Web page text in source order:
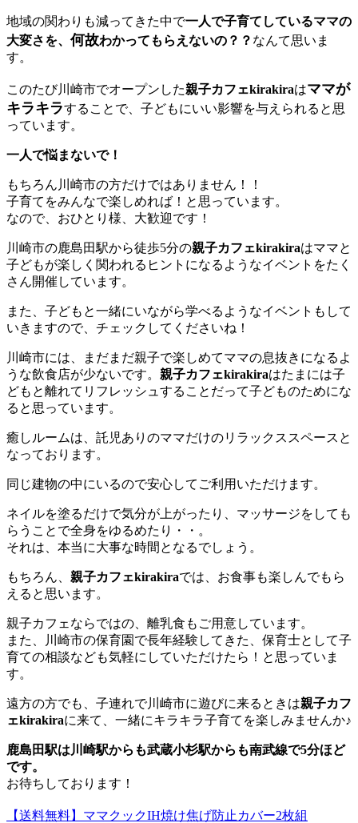
地域の関わりも減ってきた中で一人で子育てしているママの
大変さを、 何故わかってもらえないの？？ なんて思いま
す。
このたび川崎市でオープンした親子カフェkirakiraはママが
キラキラすることで、子どもにいい影響を与えられると思
っています。
一人で悩まないで！
もちろん川崎市の方だけではありません！！
子育てをみんなで楽しめれば！と思っています。
なので、おひとり様、大歓迎です！
川崎市の鹿島田駅から徒歩5分の親子カフェkirakiraはママと
子どもが楽しく関われるヒントになるようなイベントをたく
さん開催しています。
また、子どもと一緒にいながら学べるようなイベントもして
いきますので、チェックしてくださいね！
川崎市には、まだまだ親子で楽しめてママの息抜きになるよ
うな飲食店が少ないです。 親子カフェkirakiraはたまには子
どもと離れてリフレッシュすることだって子どものためにな
ると思っています。
癒しルームは、託児ありのママだけのリラックススペースと
なっております。
同じ建物の中にいるので安心してご利用いただけます。
ネイルを塗るだけで気分が上がったり、マッサージをしても
らうことで全身をゆるめたり・・。
それは、本当に大事な時間となるでしょう。
もちろん、 親子カフェkirakiraでは、お食事も楽しんでもら
えると思います。
親子カフェならではの、離乳食もご用意しています。
また、川崎市の保育園で長年経験してきた、保育士として子
育ての相談なども気軽にしていただけたら！と思っていま
す。
遠方の方でも、子連れで川崎市に遊びに来るときは親子カフ
ェkirakiraに来て、一緒にキラキラ子育てを楽しみませんか♪
鹿島田駅は川崎駅からも武蔵小杉駅からも南武線で5分ほど
です。
お待ちしております！
【送料無料】ママクックIH焼け焦げ防止カバー2枚組